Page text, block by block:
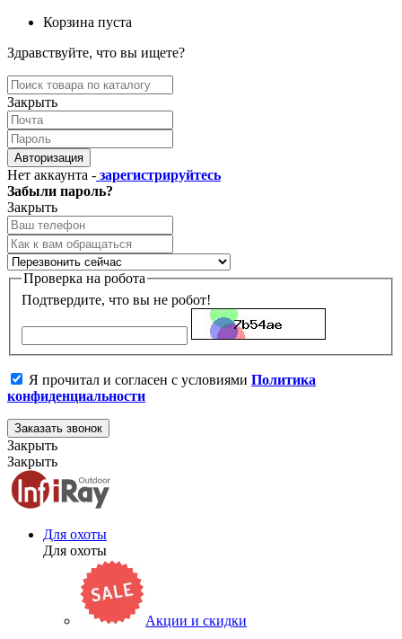
Корзина пуста
Здравствуйте, что вы ищете?
Закрыть
Авторизация
Нет аккаунта - зарегистрируйтесь
Забыли пароль?
Закрыть
Проверка на робота
Подтвердите, что вы не робот!
Я прочитал и согласен с условиями Политика
конфиденциальности
Заказать звонок
Закрыть
Закрыть
Для охоты
Для охоты
Акции и скидки